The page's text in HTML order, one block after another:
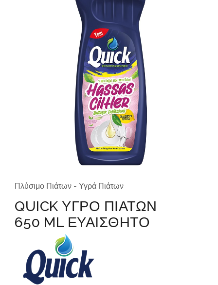
Πλύσιμο Πιάτων - Υγρά Πιάτων
QUICK ΥΓΡΟ ΠΙΑΤΩΝ
650 ML ΕΥΑΙΣΘΗΤΟ